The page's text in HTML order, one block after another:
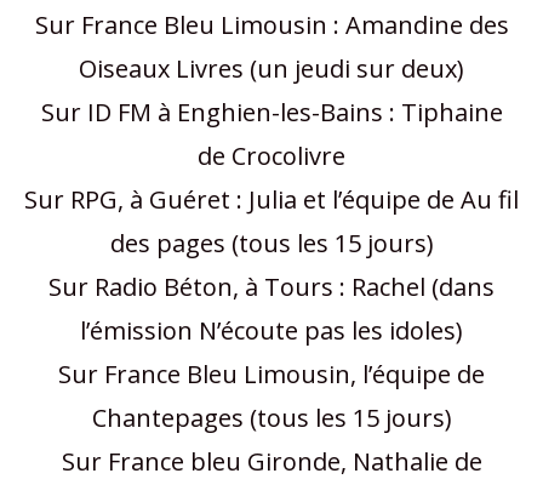
Sur France Bleu Limousin : Amandine des
Oiseaux Livres (un jeudi sur deux)
Sur ID FM à Enghien-les-Bains : Tiphaine
de Crocolivre
Sur RPG, à Guéret : Julia et l’équipe de Au fil
des pages (tous les 15 jours)
Sur Radio Béton, à Tours : Rachel (dans
l’émission N’écoute pas les idoles)
Sur France Bleu Limousin, l’équipe de
Chantepages (tous les 15 jours)
Sur France bleu Gironde, Nathalie de